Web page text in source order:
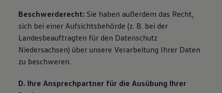
Beschwerderecht: Sie haben außerdem das Recht,
sich bei einer Aufsichtsbehörde (z. B. bei der
Landesbeauftragten für den Datenschutz
Niedersachsen) über unsere Verarbeitung Ihrer Daten
zu beschweren.
D. Ihre Ansprechpartner für die Ausübung Ihrer